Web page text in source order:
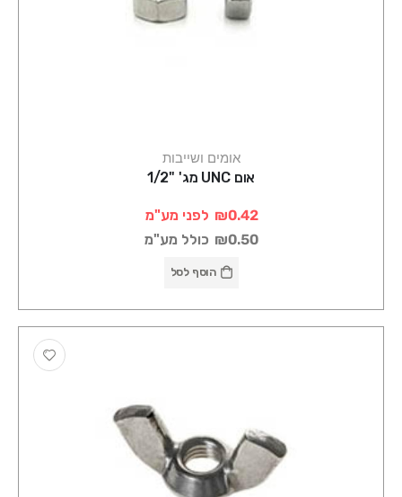
אומים ושייבות
אום UNC מג' "1/2
₪0.42 לפני מע"מ
₪0.50 כולל מע"מ
הוסף לסל